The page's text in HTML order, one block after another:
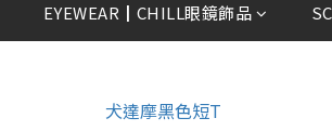
EYEWEAR┃CHILL眼鏡飾品